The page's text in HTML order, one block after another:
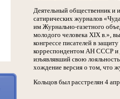
Деятельный общественник и
сатирических журналов
им Журнально-газетного
молодого человека XIX в.»,
конгрессе писателей в
корреспондентом АН СССР и
изъявлявший свою
хождение версия о том, что
Кольцов был расстрелян 4